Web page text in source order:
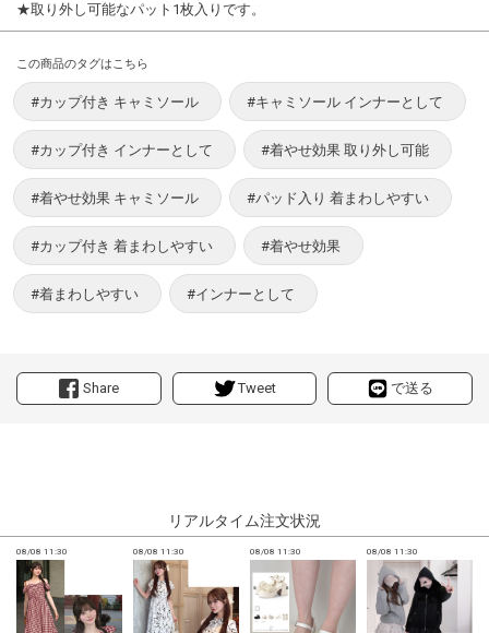
Share Tweet で送る
★取り外し可能なパット1枚入りです。
この商品のタグはこちら
#カップ付き キャミソール #キャミソール インナーとして
#カップ付き インナーとして #着やせ効果 取り外し可能
#着やせ効果 キャミソール #パッド入り 着まわしやすい
#カップ付き 着まわしやすい #着やせ効果
#着まわしやすい #インナーとして
リアルタイム注文状況
08/08 11:30 08/08 11:30 08/08 11:30 08/08 11:30